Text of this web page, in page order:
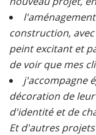
construction,
peint excitant et
de voir que mes
j'accompagne
décoration de
d'identité et de
Et d'autres